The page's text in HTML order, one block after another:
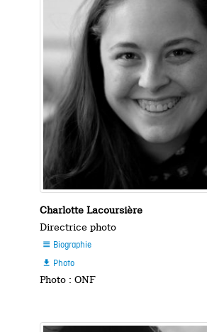
Charlotte Lacoursière
Directrice photo
 Biographie
 Photo
Photo : ONF